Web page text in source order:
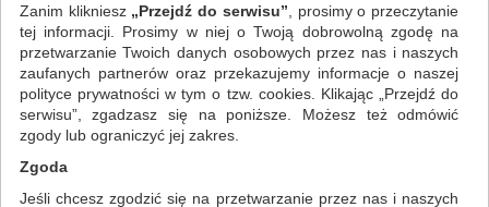
REPOZYTORIUM WIEDZY URZĘDU
ZAMÓWIEŃ PUBLICZNYCH
Niezbędnik każdego
najważniejsze dokumenty prawne. W skład bazy wchodzą
Zanim klikniesz „Przejdź do serwisu” , prosimy o przeczytanie
tej informacji. Prosimy w niej o Twoją dobrowolną zgodę na
przetwarzanie Twoich danych osobowych przez nas i naszych
zaufanych partnerów oraz przekazujemy informacje o naszej
polityce prywatności w tym o tzw. cookies. Klikając „Przejdź do
serwisu”, zgadzasz się na poniższe. Możesz też odmówić
zgody lub ograniczyć jej zakres.
Zgoda
Jeśli chcesz zgodzić się na przetwarzanie przez nas i naszych